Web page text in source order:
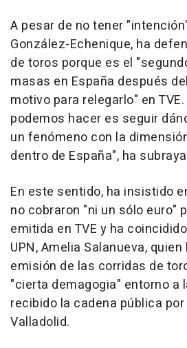
A pesar de no tener
González-Echenique, ha
de toros porque es el
masas en España después
motivo para relegarlo" en
podemos hacer es seguir
un fenómeno con la
dentro de España", ha
En este sentido, ha insistido
no cobraron "ni un sólo euro"
emitida en TVE y ha
UPN, Amelia Salanueva,
emisión de las corridas de
"cierta demagogia" entorno a
recibido la cadena pública
Valladolid.